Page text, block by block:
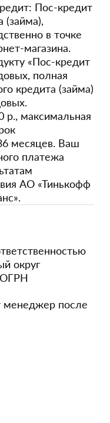
Пос-кредит
(займа),
в точке
магазина.
«Пос-кредит
полная
кредита (займа)
максимальная
месяцев. Ваш
платежа
АО «Тинькофф
округ
ОГРН
менеджер после